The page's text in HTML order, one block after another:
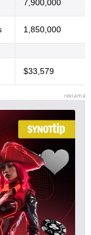
7,900,000
1,850,000
$33,579